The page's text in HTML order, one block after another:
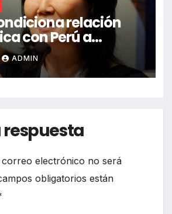
relación
con Perú a
de Keiko
ADMIN
respuesta
correo electrónico no será
obligatorios están